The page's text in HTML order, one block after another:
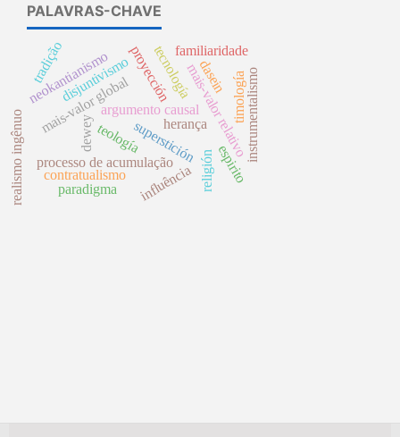
PALAVRAS-CHAVE
argumento causal
superstición
proyección
processo de acumulação
mais-valor global mais-valor relativo
disjuntivismo
religión
realismo ingênuo
tecnología instrumentalismo
deweyteología
espirito
influência
familiaridade
neokantianismo dasein
herança
tradição
contratualismo
timología
paradigma